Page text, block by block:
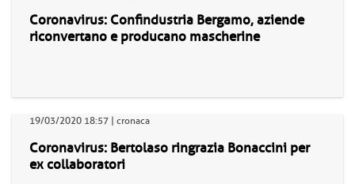
Coronavirus: Confindustria Bergamo, aziende
riconvertano e producano mascherine
19/03/2020 18:57 | cronaca
Coronavirus: Bertolaso ringrazia Bonaccini per
ex collaboratori